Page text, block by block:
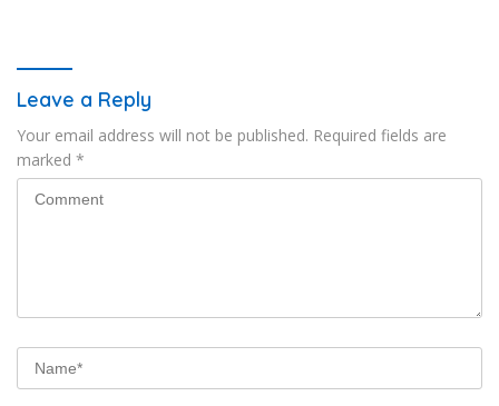
Leave a Reply
Your email address will not be published. Required fields are
marked *